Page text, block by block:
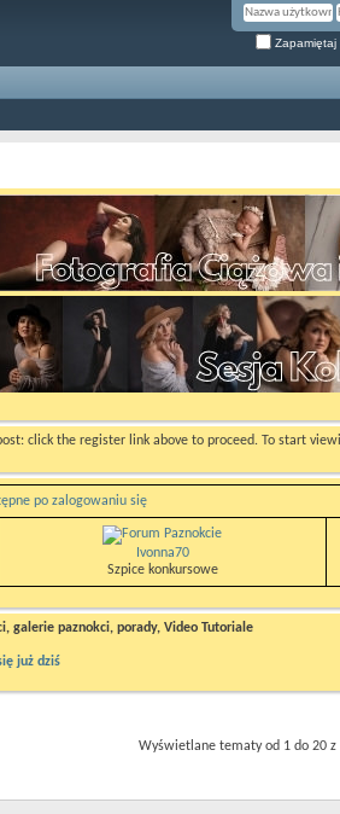
Zapamiętaj
click the register link above to proceed. To start
po zalogowaniu się
Ivonna70
Szpice konkursowe
galerie paznokci, porady, Video Tutoriale
już dziś
Wyświetlane tematy od 1 do 20 z